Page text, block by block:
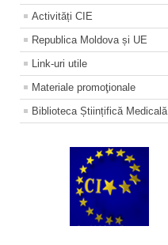
Activități CIE
Republica Moldova și UE
Link-uri utile
Materiale promoţionale
Biblioteca Științifică Medicală